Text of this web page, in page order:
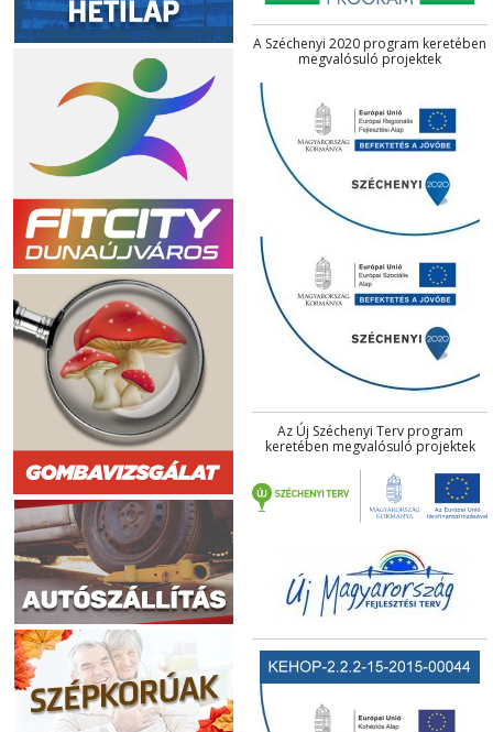
A Széchenyi 2020 program keretében
megvalósuló projektek
Az Új Széchenyi Terv program
keretében megvalósuló projektek